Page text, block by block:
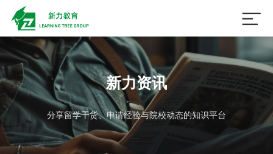

新力资讯
分享留学干货、申请经验与院校动态的知识平台